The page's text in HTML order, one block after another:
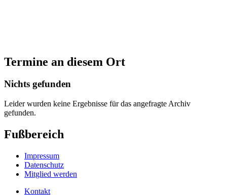
Termine an diesem Ort
Nichts gefunden
Leider wurden keine Ergebnisse für das angefragte Archiv
gefunden.
Fußbereich
Impressum
Datenschutz
Mitglied werden
Kontakt